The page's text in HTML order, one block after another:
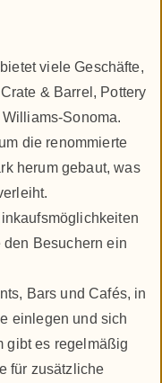
viele Geschäfte,
& Barrel, Pottery
Sonoma.
die renommierte
herum gebaut, was
Besuchern ein
Bars und Cafés, in
einlegen und sich
gibt es regelmäßig
für zusätzliche